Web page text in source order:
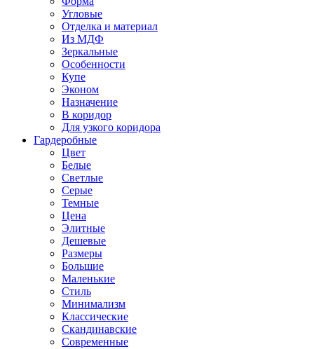
Угловые
Отделка и материал
Из МДФ
Зеркальные
Особенности
Купе
Эконом
Назначение
В коридор
Для узкого коридора
Гардеробные
Цвет
Белые
Светлые
Серые
Темные
Цена
Элитные
Дешевые
Размеры
Большие
Маленькие
Стиль
Минимализм
Классические
Скандинавские
Современные